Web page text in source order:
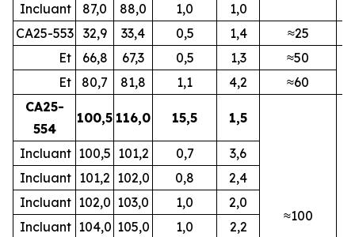
Incluant
87,0 88,0 1,0
1,0
CA25-553
32,9 33,4 0,5 1,4 ≈25
Et
66,8 67,3 0,5 1,3 ≈50
Et
80,7 81,8 1,1 4,2
≈60
CA25-
554
100,5 116,0 15,5 1,5
≈100
Incluant 100,5 101,2 0,7
3,6
Incluant 101,2 102,0 0,8
2,4
Incluant 102,0 103,0 1,0
2,0
Incluant 104,0 105,0 1,0
2,2